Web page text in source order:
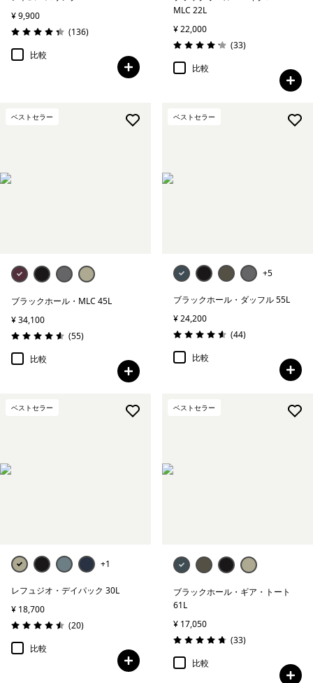
¥ 9,900
評価: 4.4 / 5
(136レビュー
)
比較
MLC 22L
¥ 22,000
評価: 4.2 / 5
(33レビュー
)
比較
ベストセラー
ブラックホール・MLC 45L
¥ 34,100
評価: 4.6 / 5
(55レビュー
)
比較
ベストセラー
+5
ブラックホール・ダッフル 55L
¥ 24,200
評価: 4.6 / 5
(44レビュー
)
比較
ベストセラー
+1
レフュジオ・デイパック 30L
¥ 18,700
評価: 4.5 / 5
(20レビュー
)
比較
ベストセラー
ブラックホール・ギア・トート
61L
¥ 17,050
評価: 4.8 / 5
(33レビュー
)
比較